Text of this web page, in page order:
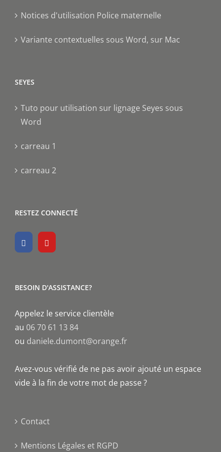
Notices d'utilisation Police maternelle
Variante contextuelles sous Word, sur Mac
SEYES
Tuto pour utilisation sur lignage Seyes sous
Word
carreau 1
carreau 2
RESTEZ CONNECTÉ
BESOIN D'ASSISTANCE?
Appelez le service clientèle
au 06 70 61 13 84
ou daniele.dumont@orange.fr
Avez-vous vérifié de ne pas avoir ajouté un espace
vide à la fin de votre mot de passe ?
Contact
Mentions Légales et RGPD